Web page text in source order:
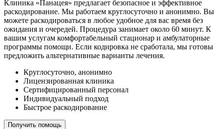
Клиника «Панацея» предлагает безопасное и эффективное
раскодирование. Мы работаем круглосуточно и анонимно. Вы
можете раскодироваться в любое удобное для вас время без
ожидания и очередей. Процедура занимает около 60 минут. К
вашим услугам комфортабельный стационар и амбулаторные
программы помощи. Если кодировка не сработала, мы готовы
предложить альтернативные варианты лечения.
Круглосуточно, анонимно
Лицензированная клиника
Сертифицированный персонал
Индивидуальный подход
Быстрое раскодирование
Получить помощь